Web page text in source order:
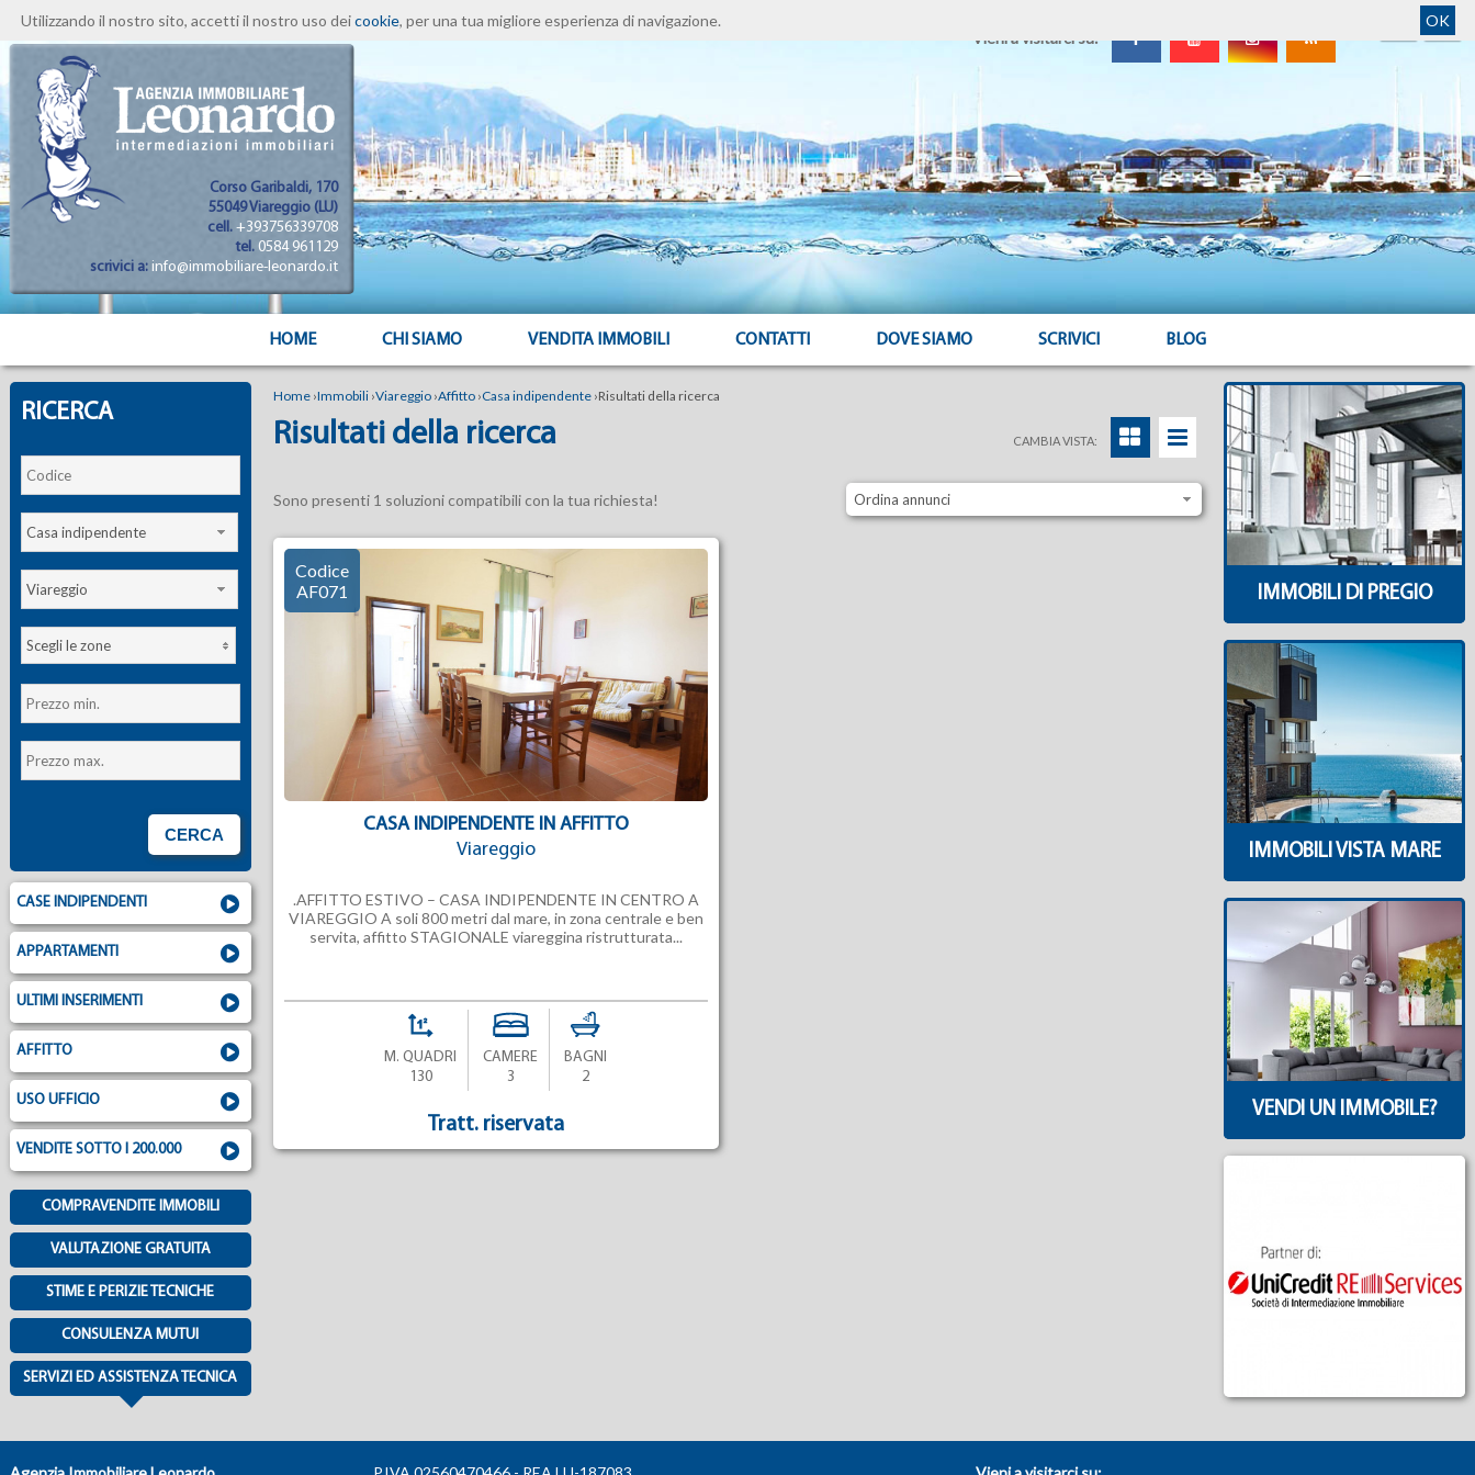
Utilizzando il nostro sito, accetti il nostro uso deicookie, per una tua migliore esperienza di navigazione. OK
Corso Garibaldi, 170
55049 Viareggio (LU)
cell. +393756339708
tel. 0584 961129
scrivici a: info@immobiliare-leonardo.it
Vieni a visitarci su:
HOME CHI SIAMO VENDITA IMMOBILI CONTATTI DOVE SIAMO SCRIVICI BLOG
RICERCA
Casa indipendente
Viareggio
Scegli le zone
CASE INDIPENDENTI
APPARTAMENTI
ULTIMI INSERIMENTI
AFFITTO
USO UFFICIO
VENDITE SOTTO I 200.000
COMPRAVENDITE IMMOBILI
VALUTAZIONE GRATUITA
STIME E PERIZIE TECNICHE
CONSULENZA MUTUI
SERVIZI ED ASSISTENZA TECNICA
Home ›Immobili ›Viareggio ›Affitto ›Casa indipendente ›Risultati della ricerca
Risultati della ricerca CAMBIA VISTA:
Sono presenti 1 soluzioni compatibili con la tua richiesta! Ordina annunci
CASA INDIPENDENTE IN AFFITTO
Viareggio
Codice
AF071
.AFFITTO ESTIVO – CASA INDIPENDENTE IN CENTRO A
VIAREGGIO A soli 800 metri dal mare, in zona centrale e ben
servita, affitto STAGIONALE viareggina ristrutturata...
M. QUADRI
130
CAMERE
3
BAGNI
2
Tratt. riservata
IMMOBILI DI PREGIO
IMMOBILI VISTA MARE
VENDI UN IMMOBILE?